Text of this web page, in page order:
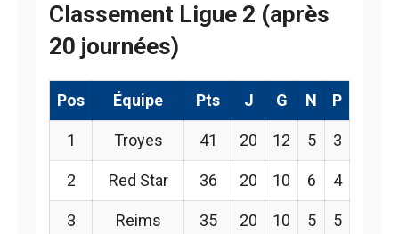
Classement Ligue 2 (après
20 journées)
Pos Équipe Pts J G N P
1 Troyes 41 20 12 5 3
2 Red Star 36 20 10 6 4
3 Reims 35 20 10 5 5